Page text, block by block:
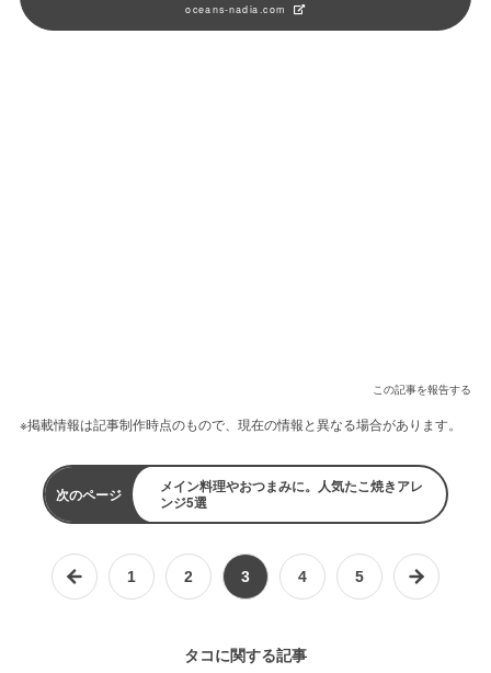
oceans-nadia.com
この記事を報告する
※掲載情報は記事制作時点のもので、現在の情報と異なる場合があります。
次のページ
メイン料理やおつまみに。人気たこ焼きアレ
ンジ5選
1 2 3 4 5
タコに関する記事